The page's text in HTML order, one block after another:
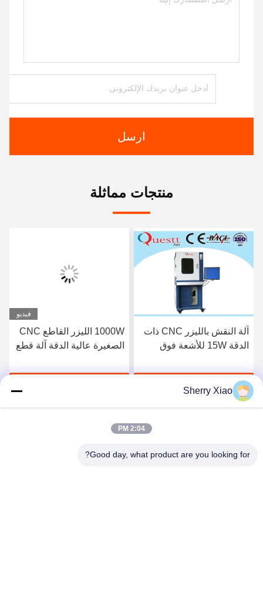
ارسل
منتجات مماثلة
آلة النقش بالليزر CNC ذات
الدقة 15W للأشعة فوق
الفينيل متعدد الكلور
احصل على أفضل سعر
فيديو
1000W الليزر القاطع CNC
الصغيرة عالية الدقة آلة قطع
Sherry Xiao
2:04 PM
Good day, what product are you looking for?